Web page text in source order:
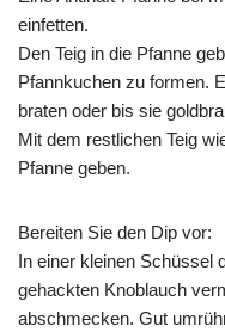
einfetten.
Den Teig in die Pfanne
Pfannkuchen zu formen.
braten oder bis sie
Mit dem restlichen Teig
Pfanne geben.
Bereiten Sie den Dip vor:
In einer kleinen Schüssel
gehackten Knoblauch
abschmecken. Gut